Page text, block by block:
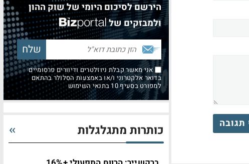
תגובה
הירשם לסיכום היומי של שוק ההון
ולמבזקים של
אני מאשר קבלת ניוזלטרים ודיוורים פרסומיים
בדואר אלקטרוני ו/או באמצעות הסלולר בהתאם
למפורט בסעיף 10 בתנאי השימוש
כותרות מתגלגלות